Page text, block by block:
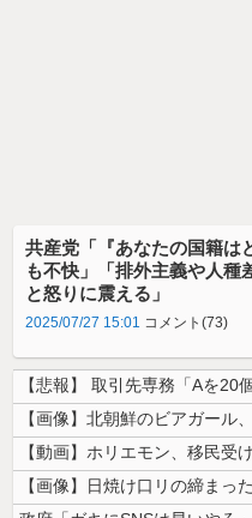
共産党「『あなたの国籍は
も不快」「排外主義や人種
と怒りに震える」
2025/07/27 15:01 コメント(73)
【画像】日焼け口リの締まっ